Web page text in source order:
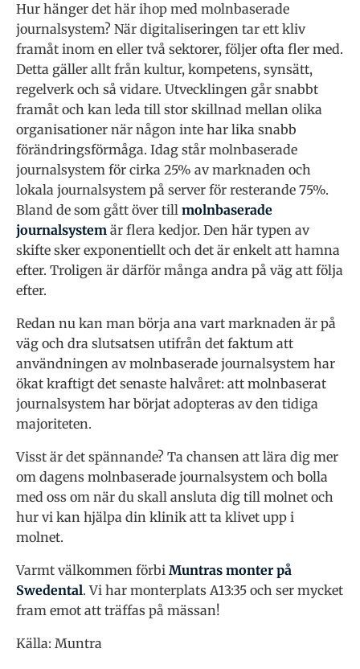
Hur hänger det här ihop med molnbaserade
journalsystem? När digitaliseringen tar ett kliv
framåt inom en eller två sektorer, följer ofta fler med.
Detta gäller allt från kultur, kompetens, synsätt,
regelverk och så vidare. Utvecklingen går snabbt
framåt och kan leda till stor skillnad mellan olika
organisationer när någon inte har lika snabb
förändringsförmåga. Idag står molnbaserade
journalsystem för cirka 25% av marknaden och
lokala journalsystem på server för resterande 75%.
Bland de som gått över till molnbaserade
journalsystem är flera kedjor. Den här typen av
skifte sker exponentiellt och det är enkelt att hamna
efter. Troligen är därför många andra på väg att följa
efter.
Redan nu kan man börja ana vart marknaden är på
väg och dra slutsatsen utifrån det faktum att
användningen av molnbaserade journalsystem har
ökat kraftigt det senaste halvåret: att molnbaserat
journalsystem har börjat adopteras av den tidiga
majoriteten.
Visst är det spännande? Ta chansen att lära dig mer
om dagens molnbaserade journalsystem och bolla
med oss om när du skall ansluta dig till molnet och
hur vi kan hjälpa din klinik att ta klivet upp i
molnet.
Varmt välkommen förbi Muntras monter på
Swedental. Vi har monterplats A13:35 och ser mycket
fram emot att träffas på mässan!
Källa: Muntra